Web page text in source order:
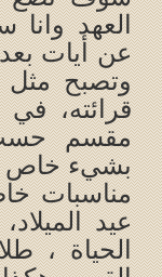
العهد
عن أيات
وتصبح
قرائته،
مقسم حسب
بشيء خاص
مناسبات
عيد
الحياة ،